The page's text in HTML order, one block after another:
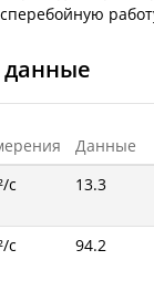
данные
Данные
с 13.3
с 94.2